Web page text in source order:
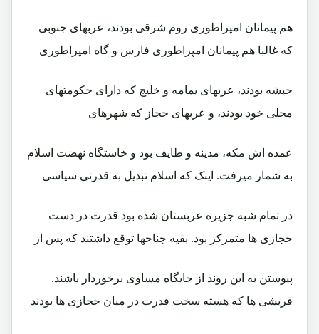
هم پیمانان امپراطوری روم شرقی بودند، عربهای جنوبی
که غالبا هم پیمانان امپراطوری فارس و گاه امپراطوری
حبشه بودند، عربهای یمامه و خلیج که دارای حکومتهای
محلی خود بودند، و عربهای حجاز که شهرهای
عمده اش مکه، مدینه و طایف بود و خاستگاه نهضت اسلام
به شمار میرفت. اینک که اسلام تبدیل به قدرتی سیاسی
در تمام شبه جزیره عربستان شده بود قدرت در دست
حجازی ها متمرکز بود. بقیه جناحها توقع داشتند که پس از
پیوستن به این روند از جایگاه مساوی برخوردار باشند.
قریشی ها که هسته سخت قدرت در میان حجازی ها بودند